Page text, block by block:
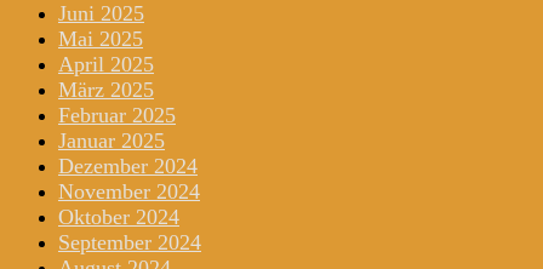
Juni 2025
Mai 2025
April 2025
März 2025
Februar 2025
Januar 2025
Dezember 2024
November 2024
Oktober 2024
September 2024